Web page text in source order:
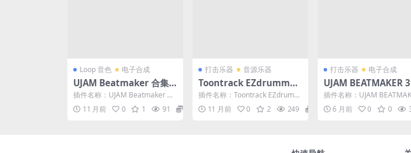
Loop 音色 电子合成
UJAM Beatmaker 合集1
4套 嘻哈电子流行节奏Loo
p鼓机音源 WIN+MAC
插件名称：UJAM Beatmaker 合
集 嘻哈电子流行节奏Loop鼓机音
源 ...11 月前 0 1 91
打击乐器 音源乐器
Toontrack EZdrummer
3 v3.1.2 鼓音源全套扩展+
MIDI loop全套 WIN+MA
C
插件名称：Toontrack EZdrumm
er 3 鼓音源 全套扩展+MIDI...
11 月前 0 2 249
打击乐器 电子合成
UJAM BEATMAKER
0.2.558 WIN 自动电
拍嘻哈节奏17套风格
op音源 仅支持WIN系
插件名称：UJAM
自动电子节拍鼓音源 插件
WIN...6 月前 0 0